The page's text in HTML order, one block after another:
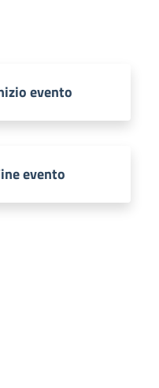
evento
evento